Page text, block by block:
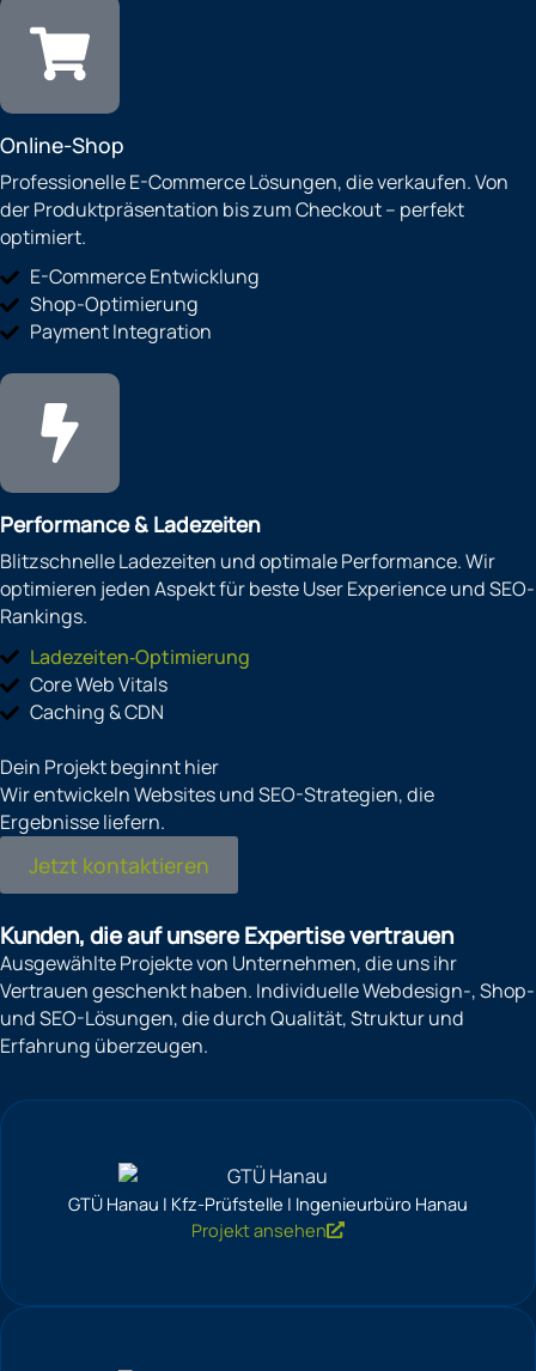
Online-Shop
Professionelle E-Commerce Lösungen, die verkaufen. Von
der Produktpräsentation bis zum Checkout – perfekt
optimiert.
E-Commerce Entwicklung
Shop-Optimierung
Payment Integration
Performance & Ladezeiten
Blitzschnelle Ladezeiten und optimale Performance. Wir
optimieren jeden Aspekt für beste User Experience und SEO-
Rankings.
Ladezeiten‑Optimierung
Core Web Vitals
Caching & CDN
Dein Projekt beginnt hier
Wir entwickeln Websites und SEO-Strategien, die
Ergebnisse liefern.
Jetzt kontaktieren
Kunden, die auf unsere Expertise vertrauen
Ausgewählte Projekte von Unternehmen, die uns ihr
Vertrauen geschenkt haben. Individuelle Webdesign-, Shop-
und SEO-Lösungen, die durch Qualität, Struktur und
Erfahrung überzeugen.
GTÜ Hanau | Kfz-Prüfstelle | Ingenieurbüro Hanau
Projekt ansehen